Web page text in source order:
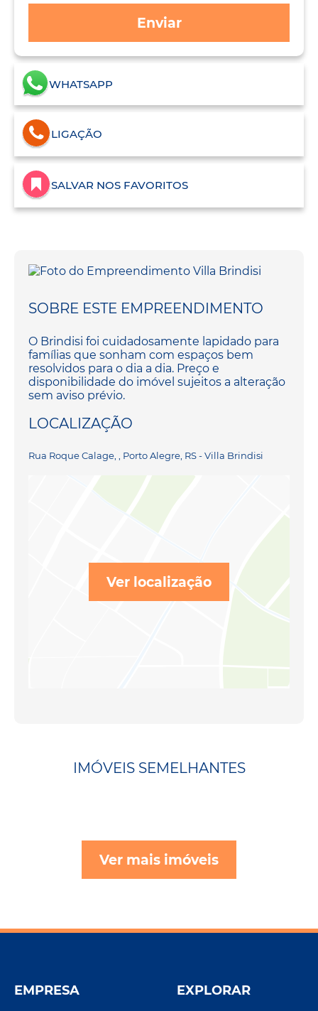
Enviar
WHATSAPP
LIGAÇÃO
SALVAR NOS FAVORITOS
SOBRE ESTE EMPREENDIMENTO
O Brindisi foi cuidadosamente lapidado para
famílias que sonham com espaços bem
resolvidos para o dia a dia. Preço e
disponibilidade do imóvel sujeitos a alteração
sem aviso prévio.
LOCALIZAÇÃO
Rua Roque Calage, , Porto Alegre, RS - Villa Brindisi
Ver localização
IMÓVEIS SEMELHANTES
Ver mais imóveis
EMPRESA EXPLORAR